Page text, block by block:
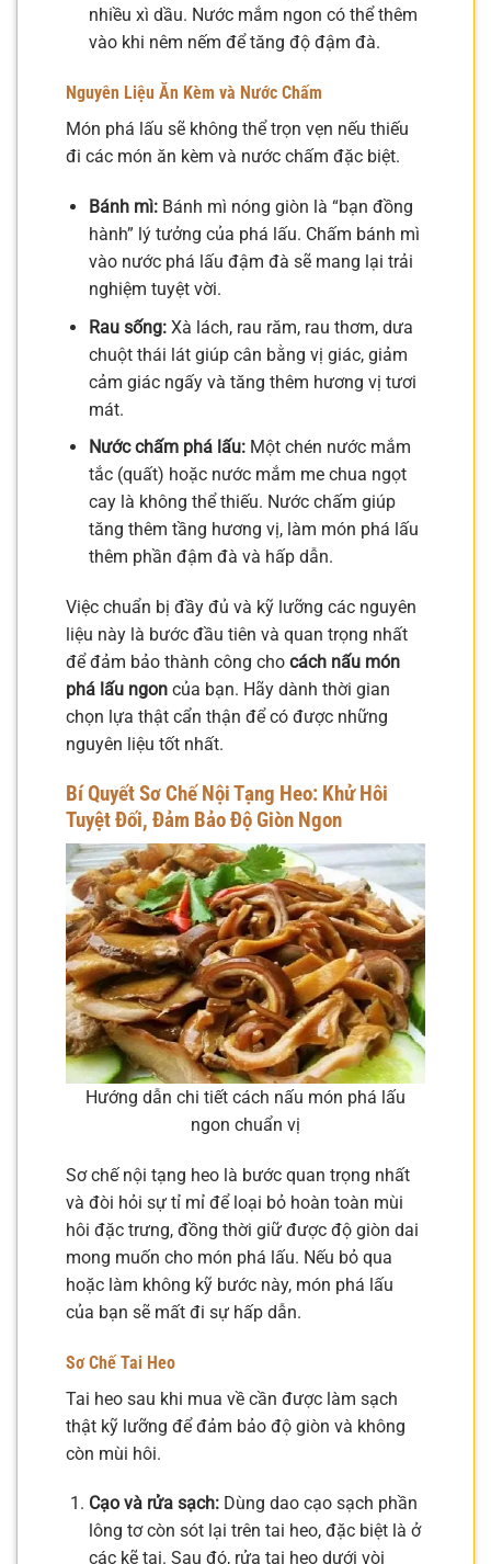
nhiều xì dầu. Nước mắm ngon có thể thêm
vào khi nêm nếm để tăng độ đậm đà.
Nguyên Liệu Ăn Kèm và Nước Chấm
Món phá lấu sẽ không thể trọn vẹn nếu thiếu
đi các món ăn kèm và nước chấm đặc biệt.
Bánh mì:Bánh mì nóng giòn là “bạn đồng
hành” lý tưởng của phá lấu. Chấm bánh mì
vào nước phá lấu đậm đà sẽ mang lại trải
nghiệm tuyệt vời.
Rau sống:Xà lách, rau răm, rau thơm, dưa
chuột thái lát giúp cân bằng vị giác, giảm
cảm giác ngấy và tăng thêm hương vị tươi
mát.
Nước chấm phá lấu:Một chén nước mắm
tắc (quất) hoặc nước mắm me chua ngọt
cay là không thể thiếu. Nước chấm giúp
tăng thêm tầng hương vị, làm món phá lấu
thêm phần đậm đà và hấp dẫn.
Việc chuẩn bị đầy đủ và kỹ lưỡng các nguyên
liệu này là bước đầu tiên và quan trọng nhất
để đảm bảo thành công cho cách nấu món
phá lấu ngon của bạn. Hãy dành thời gian
chọn lựa thật cẩn thận để có được những
nguyên liệu tốt nhất.
Bí Quyết Sơ Chế Nội Tạng Heo: Khử Hôi
Tuyệt Đối, Đảm Bảo Độ Giòn Ngon
Hướng dẫn chi tiết cách nấu món phá lấu
ngon chuẩn vị
Sơ chế nội tạng heo là bước quan trọng nhất
và đòi hỏi sự tỉ mỉ để loại bỏ hoàn toàn mùi
hôi đặc trưng, đồng thời giữ được độ giòn dai
mong muốn cho món phá lấu. Nếu bỏ qua
hoặc làm không kỹ bước này, món phá lấu
của bạn sẽ mất đi sự hấp dẫn.
Sơ Chế Tai Heo
Tai heo sau khi mua về cần được làm sạch
thật kỹ lưỡng để đảm bảo độ giòn và không
còn mùi hôi.
Cạo và rửa sạch:Dùng dao cạo sạch phần
lông tơ còn sót lại trên tai heo, đặc biệt là ở
các kẽ tai. Sau đó, rửa tai heo dưới vòi